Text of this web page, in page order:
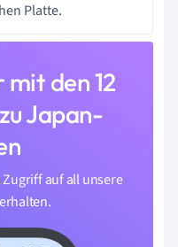
Platte.
mit den 12
Japan-
auf all unsere